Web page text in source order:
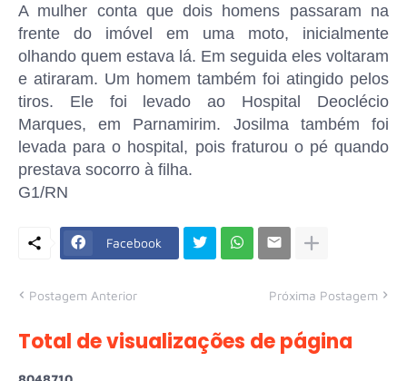
A mulher conta que dois homens passaram na
frente do imóvel em uma moto, inicialmente
olhando quem estava lá. Em seguida eles voltaram
e atiraram. Um homem também foi atingido pelos
tiros. Ele foi levado ao Hospital Deoclécio
Marques, em Parnamirim. Josilma também foi
levada para o hospital, pois fraturou o pé quando
prestava socorro à filha.
G1/RN
Facebook
Postagem Anterior Próxima Postagem
Total de visualizações de página